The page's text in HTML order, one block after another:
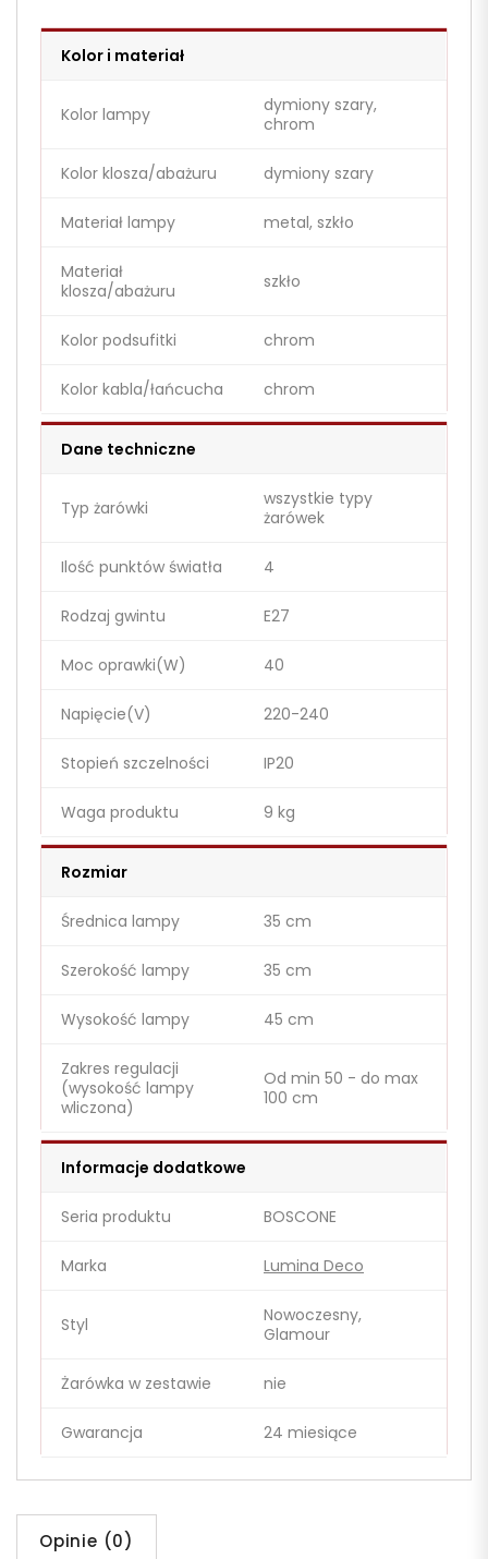
Kolor i materiał
Kolor lampy
dymiony szary,
chrom
Kolor klosza/abażuru dymiony szary
Materiał lampy metal, szkło
Materiał
klosza/abażuru
szkło
Kolor podsufitki chrom
Kolor kabla/łańcucha chrom
Dane techniczne
Typ żarówki
wszystkie typy
żarówek
Ilość punktów światła 4
Rodzaj gwintu E27
Moc oprawki(W) 40
Napięcie(V) 220-240
Stopień szczelności IP20
Waga produktu 9 kg
Rozmiar
Średnica lampy 35 cm
Szerokość lampy 35 cm
Wysokość lampy 45 cm
Zakres regulacji
(wysokość lampy
wliczona)
Od min 50 - do max
100 cm
Informacje dodatkowe
Seria produktu BOSCONE
Marka Lumina Deco
Styl
Nowoczesny,
Glamour
Żarówka w zestawie nie
Gwarancja 24 miesiące
Opinie (0)